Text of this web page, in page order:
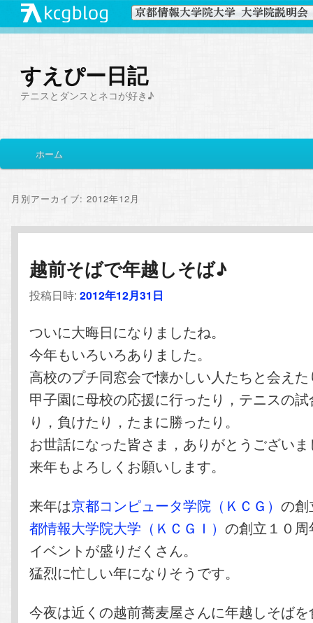
すえぴー日記
テニスとダンスとネコが好き♪
イ
メ
ン
コ
ン
テ
ン
ツ
へ
移
動
サ
コ
ン
テ
ン
ツ
へ
移
動
ホーム
月別アーカイブ:2012年12月
越前そばで年越しそば♪
投稿日時:2012年12月31日
ついに大晦日になりましたね。
今年もいろいろありました。
高校のプチ同窓会で懐かしい人たちと会え
甲子園に母校の応援に行ったり，テニスの
り，負けたり，たまに勝ったり。
お世話になった皆さま，ありがとうござい
来年もよろしくお願いします。
来年は京都コンピュータ学院（ＫＣＧ）の創
都情報大学院大学（ＫＣＧＩ）の創立１０
イベントが盛りだくさん。
猛烈に忙しい年になりそうです。
今夜は近くの越前蕎麦屋さんに年越しそば